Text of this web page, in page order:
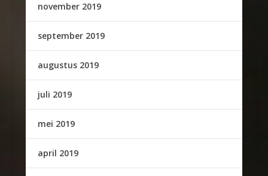
november 2019
september 2019
augustus 2019
juli 2019
mei 2019
april 2019